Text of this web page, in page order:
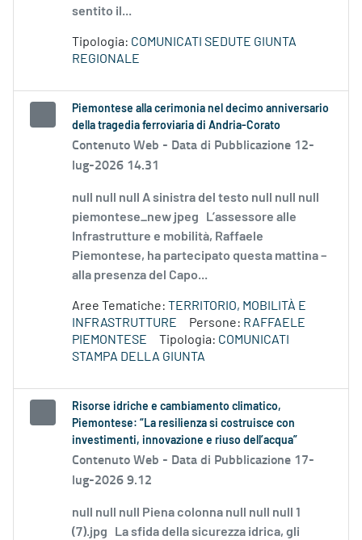
sentito il...
Tipologia: COMUNICATI SEDUTE GIUNTA
REGIONALE
Piemontese alla cerimonia nel decimo anniversario
della tragedia ferroviaria di Andria-Corato
Contenuto Web - Data di Pubblicazione 12-
lug-2026 14.31
null null null A sinistra del testo null null null
piemontese_new jpeg L’assessore alle
Infrastrutture e mobilità, Raffaele
Piemontese, ha partecipato questa mattina –
alla presenza del Capo...
Aree Tematiche: TERRITORIO, MOBILITÀ E
INFRASTRUTTURE
Persone: RAFFAELE
PIEMONTESE
Tipologia: COMUNICATI
STAMPA DELLA GIUNTA
Risorse idriche e cambiamento climatico,
Piemontese: “La resilienza si costruisce con
investimenti, innovazione e riuso dell’acqua”
Contenuto Web - Data di Pubblicazione 17-
lug-2026 9.12
null null null Piena colonna null null null 1
(7).jpg La sfida della sicurezza idrica, gli